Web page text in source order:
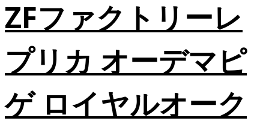
ZFファクトリーレ
プリカ オーデマピ
ゲ ロイヤルオーク